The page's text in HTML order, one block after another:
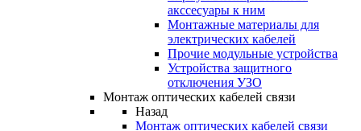
акссесуары к ним
Монтажные материалы для
электрических кабелей
Прочие модульные устройства
Устройства защитного
отключения УЗО
Монтаж оптических кабелей связи
Назад
Монтаж оптических кабелей связи